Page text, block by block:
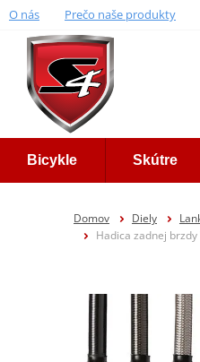
O nás Prečo naše produkty
Bicykle Skútre
Domov Diely
Hadica zadnej brzdy